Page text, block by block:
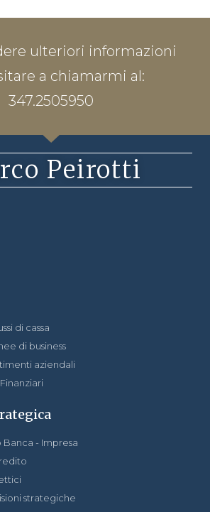
ulteriori informazioni
a chiamarmi al:
347.2505950
Peirotti
di cassa
di business
aziendali
- Impresa
strategiche